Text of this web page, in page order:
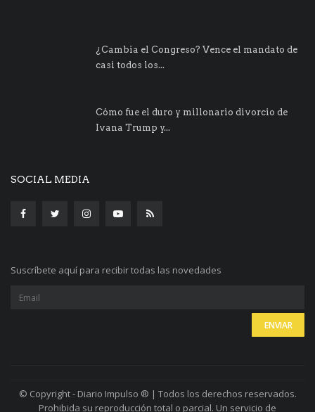
¿Cambia el Congreso? Vence el mandato de
casi todos los...
Cómo fue el duro y millonario divorcio de
Ivana Trump y...
SOCIAL MEDIA
Suscríbete aquí para recibir todas las novedades
© Copyright - Diario Impulso ® | Todos los derechos reservados.
Prohibida su reproducción total o parcial. Un servicio de